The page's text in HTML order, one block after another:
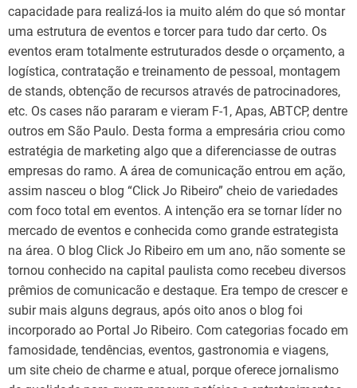
capacidade para realizá-los ia muito além do que só montar
uma estrutura de eventos e torcer para tudo dar certo. Os
eventos eram totalmente estruturados desde o orçamento, a
logística, contratação e treinamento de pessoal, montagem
de stands, obtenção de recursos através de patrocinadores,
etc. Os cases não pararam e vieram F-1, Apas, ABTCP, dentre
outros em São Paulo. Desta forma a empresária criou como
estratégia de marketing algo que a diferenciasse de outras
empresas do ramo. A área de comunicação entrou em ação,
assim nasceu o blog “Click Jo Ribeiro” cheio de variedades
com foco total em eventos. A intenção era se tornar líder no
mercado de eventos e conhecida como grande estrategista
na área. O blog Click Jo Ribeiro em um ano, não somente se
tornou conhecido na capital paulista como recebeu diversos
prêmios de comunicacão e destaque. Era tempo de crescer e
subir mais alguns degraus, após oito anos o blog foi
incorporado ao Portal Jo Ribeiro. Com categorias focado em
famosidade, tendências, eventos, gastronomia e viagens,
um site cheio de charme e atual, porque oferece jornalismo